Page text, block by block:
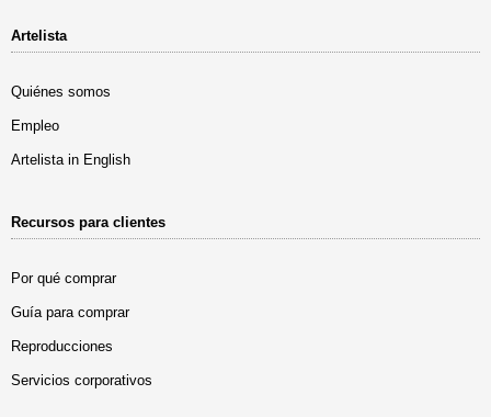
Artelista
Quiénes somos
Empleo
Artelista in English
Recursos para clientes
Por qué comprar
Guía para comprar
Reproducciones
Servicios corporativos